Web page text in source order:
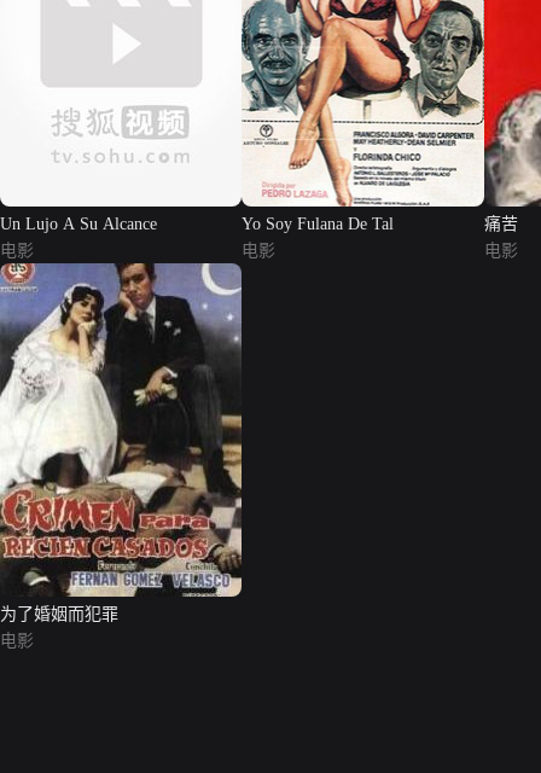
Un Lujo A Su Alcance
电影
Yo Soy Fulana De Tal
电影
痛苦
电影
为了婚姻而犯罪
电影